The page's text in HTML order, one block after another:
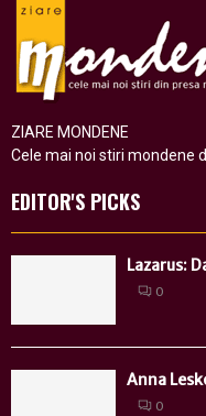
ZIARE MONDENE
Cele mai noi stiri mondene
EDITOR'S PICKS
Lazarus:
0
Anna
0